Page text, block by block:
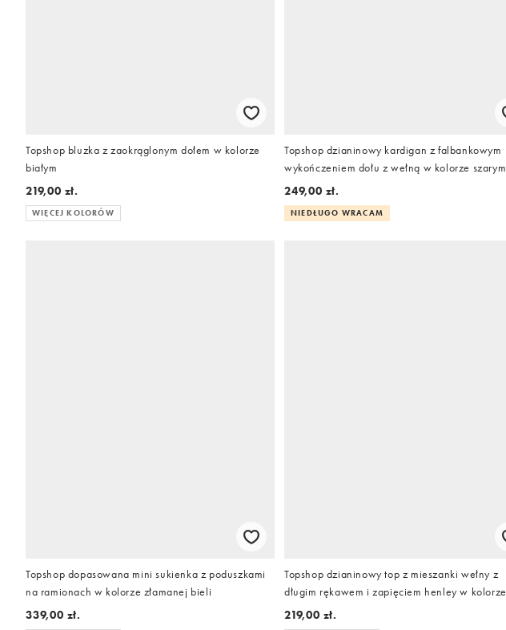
Topshop bluzka z zaokrąglonym dołem w kolorze
białym
219,00 zł.
WIĘCEJ KOLORÓW
Topshop dzianinowy kardigan z falbankowym
wykończeniem dołu z wełną w kolorze szarym
249,00 zł.
NIEDŁUGO WRACAM
Topshop dopasowana mini sukienka z poduszkami
na ramionach w kolorze złamanej bieli
339,00 zł.
Topshop dzianinowy top z mieszanki wełny z
długim rękawem i zapięciem henley w kolorze
charcoal
219,00 zł.